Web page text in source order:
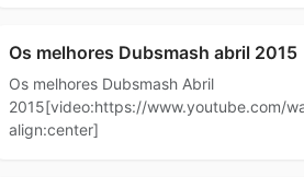
Os melhores Dubsmash abril 2015
Os melhores Dubsmash Abril
2015[video:https://www.youtube.com/
align:center]